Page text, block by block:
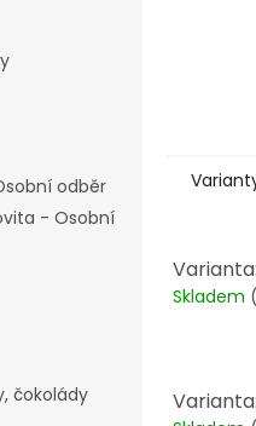
odběr
- Osobní
čokolády
Skladem